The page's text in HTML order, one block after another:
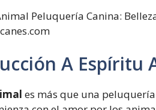
A Espíritu
es más que una